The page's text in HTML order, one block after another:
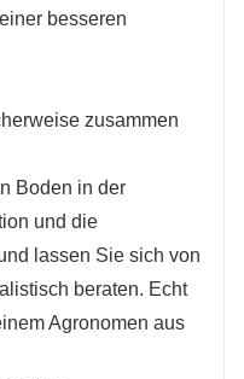
besseren
zusammen
Boden in der
und die
lassen Sie sich von
beraten. Echt
Agronomen aus